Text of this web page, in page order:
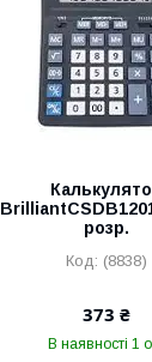
розр.
(8838)
373 ₴
В наявності 1